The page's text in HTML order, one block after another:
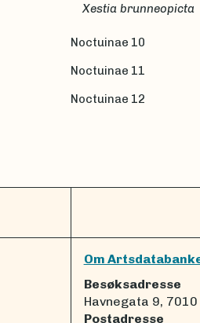
Xestia brunneopicta
Noctuinae 10
Noctuinae 11
Noctuinae 12
Om
Besøksadresse
Havnegata 9,
Postadresse